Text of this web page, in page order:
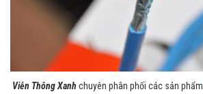
Viễn Thông Xanh chuyên phân phối các sản phẩm